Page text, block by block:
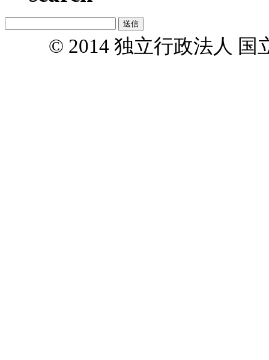
© 2014 独立行政法人 国